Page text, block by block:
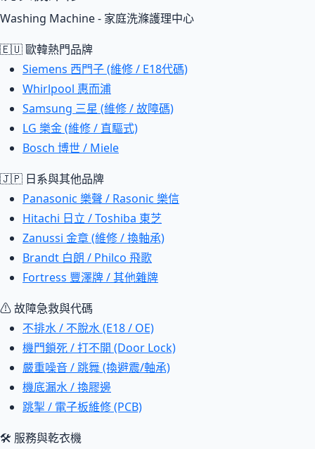
Washing Machine - 家庭洗滌護理中心
🇪🇺 歐韓熱門品牌
Siemens 西門子 (維修 / E18代碼)
Whirlpool 惠而浦
Samsung 三星 (維修 / 故障碼)
LG 樂金 (維修 / 直驅式)
Bosch 博世 / Miele
🇯🇵 日系與其他品牌
Panasonic 樂聲 / Rasonic 樂信
Hitachi 日立 / Toshiba 東芝
Zanussi 金章 (維修 / 換軸承)
Brandt 白朗 / Philco 飛歌
Fortress 豐澤牌 / 其他雜牌
⚠ 故障急救與代碼
不排水 / 不脫水 (E18 / OE)
機門鎖死 / 打不開 (Door Lock)
嚴重噪音 / 跳舞 (換避震/軸承)
機底漏水 / 換膠邊
跳掣 / 電子板維修 (PCB)
🛠 服務與乾衣機